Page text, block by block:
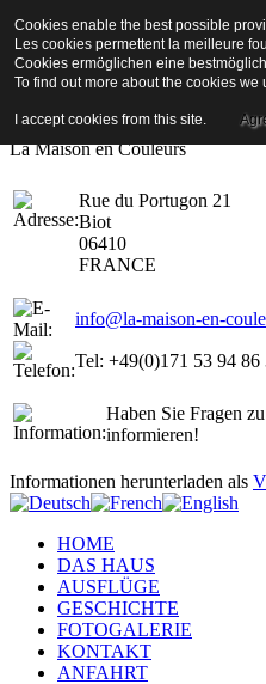
La Maison en
Hausadresse
La Maison en Couleurs
Rue du Portugon 21
Biot
06410
FRANCE
info@la-maison-en-
Tel: +49(0)171 53 94 86
Haben Sie Fragen
informieren!
Informationen herunterladen als
HOME
DAS HAUS
AUSFLÜGE
GESCHICHTE
FOTOGALERIE
KONTAKT
ANFAHRT
Cookies enable the best possible
Les cookies permettent la meilleure
Cookies ermöglichen eine
To find out more about the cookies
I accept cookies from this site.